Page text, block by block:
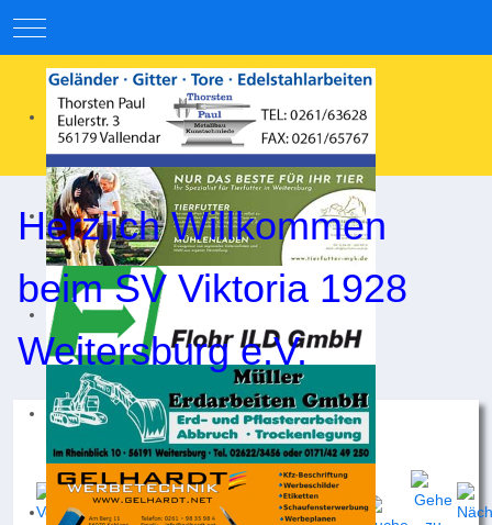
Mobile Menu Toggle
Herzlich Willkommen
beim SV Viktoria 1928
Weitersburg e.V.